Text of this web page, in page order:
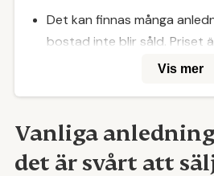
Det kan finnas många
bostad inte blir såld. Priset
högt eller så presenteras
Var inte rädd för att styla
justera marknadsföringen.
uppfräschning och en ny
Vis mer
Vanliga
det är svårt att